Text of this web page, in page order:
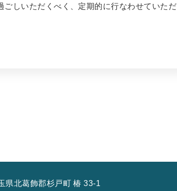
ごしいただくべく、定期的に行なわせていただ
北葛飾郡杉戸町 椿 33-1